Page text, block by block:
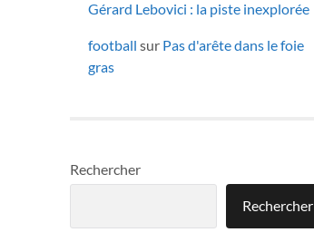
Gérard Lebovici : la piste inexplorée
football sur Pas d'arête dans le foie
gras
Rechercher
Rechercher